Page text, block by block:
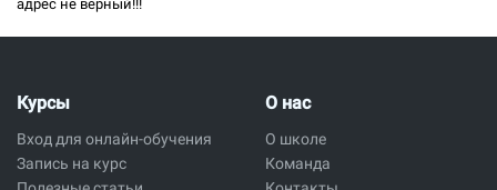
адрес не верный!!!
Курсы
Вход для онлайн-обучения
Запись на курс
О нас
О школе
Команда